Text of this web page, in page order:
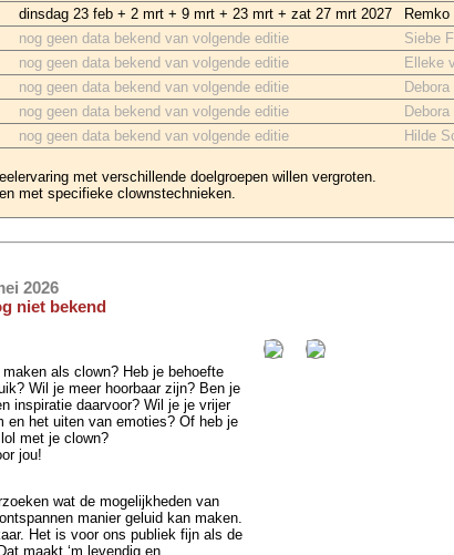
dinsdag 23 feb + 2 mrt + 9 mrt + 23 mrt + zat 27 mrt 2027
Remko
nog geen data bekend van volgende editie
Siebe
nog geen data bekend van volgende editie
Elleke
nog geen data bekend van volgende editie
nog geen data bekend van volgende editie
nog geen data bekend van volgende editie
Hilde
met verschillende doelgroepen willen vergroten.
met specifieke clownstechnieken.
2026
niet bekend
als clown? Heb je behoefte
Wil je meer hoorbaar zijn? Ben je
inspiratie daarvoor? Wil je je vrijer
en het uiten van emoties? Of heb je
met je clown?
jou!
wat de mogelijkheden van
manier geluid kan maken.
Het is voor ons publiek fijn als de
maakt ‘m levendig en